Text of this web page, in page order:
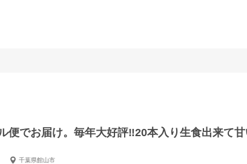
便でお届け。毎年大好評‼20本入り生食出来て
千葉県館山市